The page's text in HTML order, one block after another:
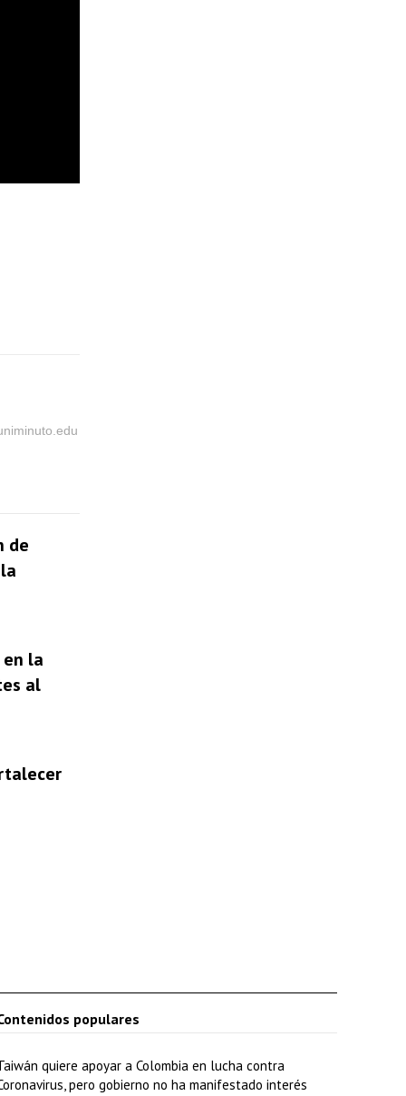
de
la
al
populares
quiere apoyar a Colombia en lucha contra
pero gobierno no ha manifestado interés